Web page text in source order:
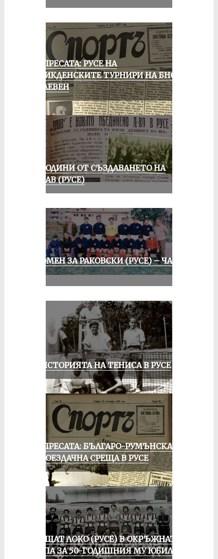
ОТ ПРЕСАТА: РУСЕ НА
ВЕЛИКДЕНСКИТЕ ТУРНИРИ НА БНСФ
В ПЛЕВЕН
70 ГОДИНИ ОТ СЪЗДАВАНЕТО НА
ДУНАВ (РУСЕ)
СПОМЕН ЗА РАКОВСКИ (РУСЕ) – ЧАСТ
ЗА ИСТОРИЯТА НА ТЕНИСА В РУСЕ
ОТ ПРЕСАТА: БЪЛГАРО-РУМЪНСКА
КОЛОЕЗДАЧНА СРЕЩА В РУСЕ
ПРАЩАТ ЛОКО (РУСЕ) В ОКРЪЖНАТА
ГРУПА ЗА 50-ГОДИШНИЯ МУ ЮБИЛЕЙ